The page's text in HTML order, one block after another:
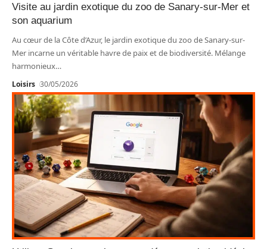
Visite au jardin exotique du zoo de Sanary-sur-Mer et
son aquarium
Au cœur de la Côte d’Azur, le jardin exotique du zoo de Sanary-sur-
Mer incarne un véritable havre de paix et de biodiversité. Mélange
harmonieux…
Loisirs 30/05/2026